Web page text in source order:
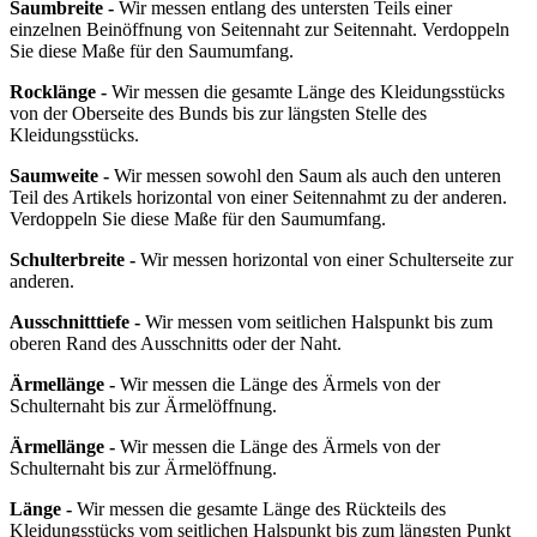
Saumbreite - Wir messen entlang des untersten Teils einer
einzelnen Beinöffnung von Seitennaht zur Seitennaht. Verdoppeln
Sie diese Maße für den Saumumfang.
Rocklänge - Wir messen die gesamte Länge des Kleidungsstücks
von der Oberseite des Bunds bis zur längsten Stelle des
Kleidungsstücks.
Saumweite - Wir messen sowohl den Saum als auch den unteren
Teil des Artikels horizontal von einer Seitennahmt zu der anderen.
Verdoppeln Sie diese Maße für den Saumumfang.
Schulterbreite - Wir messen horizontal von einer Schulterseite zur
anderen.
Ausschnitttiefe - Wir messen vom seitlichen Halspunkt bis zum
oberen Rand des Ausschnitts oder der Naht.
Ärmellänge - Wir messen die Länge des Ärmels von der
Schulternaht bis zur Ärmelöffnung.
Ärmellänge - Wir messen die Länge des Ärmels von der
Schulternaht bis zur Ärmelöffnung.
Länge - Wir messen die gesamte Länge des Rückteils des
Kleidungsstücks vom seitlichen Halspunkt bis zum längsten Punkt